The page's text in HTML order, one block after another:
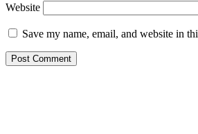
Website
Save my name, email, and website in